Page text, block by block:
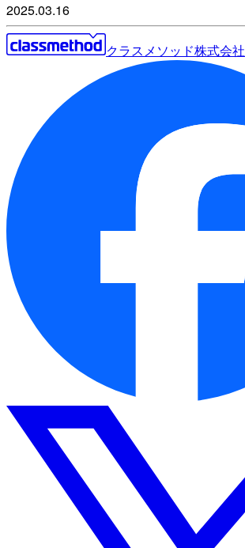
2025.03.16
クラスメソッド株式会社